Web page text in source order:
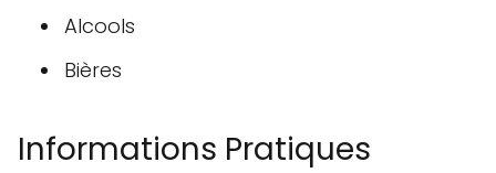
Alcools
Bières
Informations Pratiques